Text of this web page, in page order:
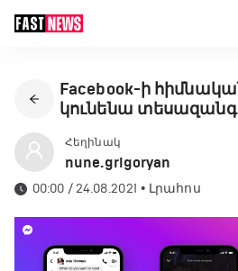
Facebook-ի
կունենա
Հեղինակ
nune.grigoryan
00:00 / 24.08.2021 • Լրահոս